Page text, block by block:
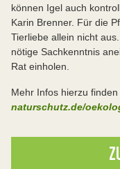
können Igel auch
Karin Brenner. Für die
Tierliebe allein nicht
nötige Sachkenntnis
Rat einholen.
Mehr Infos hierzu finden
naturschutz.de/